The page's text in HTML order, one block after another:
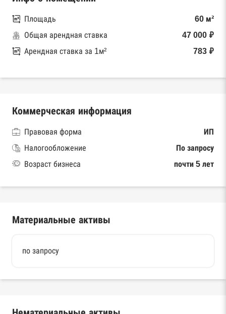
Площадь
60 м²
Общая арендная ставка
47 000 ₽
Арендная ставка за 1м²
783 ₽
Коммерческая информация
Правовая форма
ИП
Налогообложение
По запросу
Возраст бизнеса
почти 5 лет
Материальные активы
по запросу